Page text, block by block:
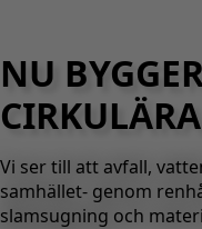
NU
Vi ser till att avfall,
samhället- genom
slamsugning och